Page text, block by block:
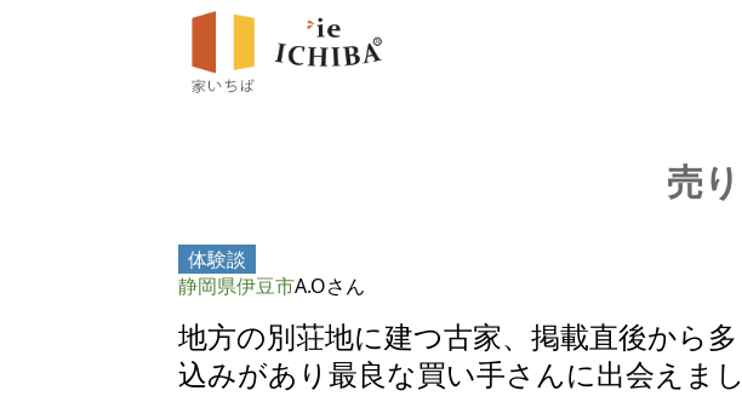
売
体験談
静岡県伊豆市A.Oさん
地方の別荘地に建つ古家、掲載直後から
込みがあり最良な買い手さんに出会えま